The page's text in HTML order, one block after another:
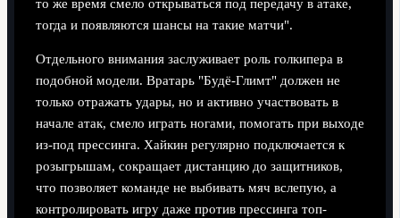
то же время смело открываться под передачу в атаке,
тогда и появляются шансы на такие матчи".
Отдельного внимания заслуживает роль голкипера в
подобной модели. Вратарь "Будё-Глимт" должен не
только отражать удары, но и активно участвовать в
начале атак, смело играть ногами, помогать при выходе
из-под прессинга. Хайкин регулярно подключается к
розыгрышам, сокращает дистанцию до защитников,
что позволяет команде не выбивать мяч вслепую, а
контролировать игру даже против прессинга топ-